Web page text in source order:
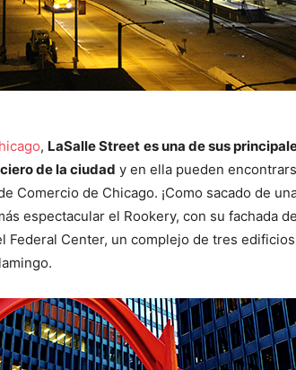
, LaSalle Street es una de sus
de la ciudad y en ella pueden
Comercio de Chicago. ¡Como sacado de
espectacular el Rookery, con su fachada
Federal Center, un complejo de tres